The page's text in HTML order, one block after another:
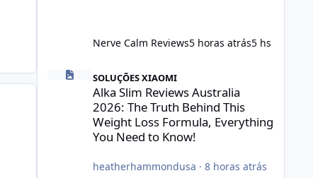
Nerve Calm Reviews5 horas atrás5 hs
SOLUÇÕES XIAOMI
Alka Slim Reviews Australia
2026: The Truth Behind This
Weight Loss Formula, Everything
You Need to Know!
heatherhammondusa · 8 horas atrás